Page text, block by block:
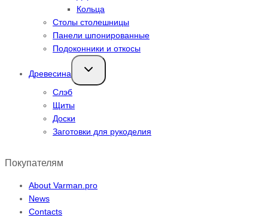
Кольца
Столы столешницы
Панели шпонированные
Подоконники и откосы
Древесина
Переключить
дочернее
Слэб
Щиты
Доски
Заготовки для рукоделия
Покупателям
About Varman.pro
News
Contacts